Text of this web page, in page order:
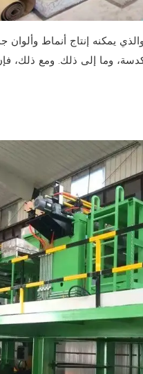
يمكنه إنتاج أنماط